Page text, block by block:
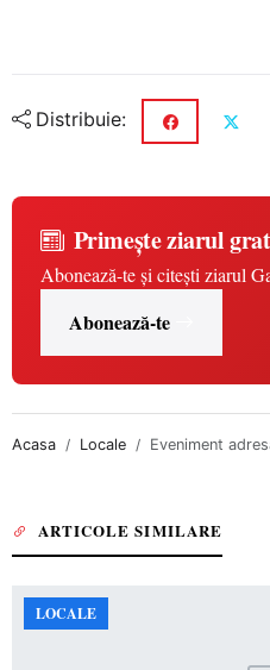
Distribuie:
Primește ziarul
Abonează-te și citești ziarul
Abonează-te
Acasa Locale Eveniment
ARTICOLE SIMILARE
LOCALE